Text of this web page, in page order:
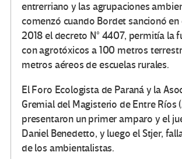
entrerriano y las agrupaciones
comenzó cuando Bordet sancionó en
2018 el decreto N° 4407, permitía la
con agrotóxicos a 100 metros
metros aéreos de escuelas rurales.
El Foro Ecologista de Paraná y la
Gremial del Magisterio de Entre Ríos
presentaron un primer amparo y el
Daniel Benedetto, y luego el Stjer,
de los ambientalistas.